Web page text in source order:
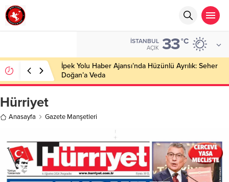
İSTANBUL
AÇIK 33°C
İpek Yolu Haber Ajansı’nda Hüzünlü Ayrılık: Seher
Doğan’a Veda
Hürriyet
Anasayfa Gazete Manşetleri